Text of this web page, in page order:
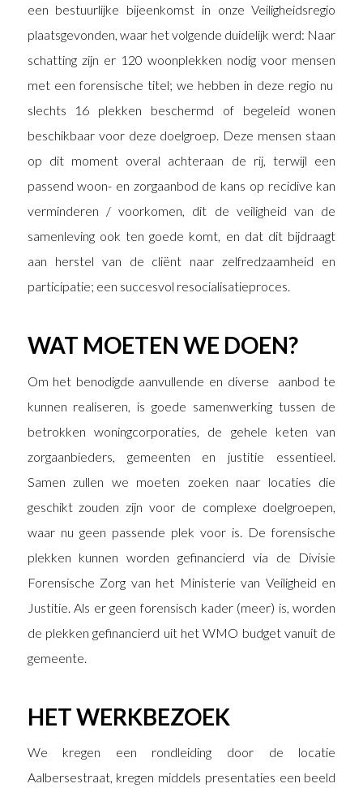
een bestuurlijke bijeenkomst in onze Veiligheidsregio
plaatsgevonden, waar het volgende duidelijk werd: Naar
schatting zijn er 120 woonplekken nodig voor mensen
met een forensische titel; we hebben in deze regio nu
slechts 16 plekken beschermd of begeleid wonen
beschikbaar voor deze doelgroep. Deze mensen staan
op dit moment overal achteraan de rij, terwijl een
passend woon- en zorgaanbod de kans op recidive kan
verminderen / voorkomen, dit de veiligheid van de
samenleving ook ten goede komt, en dat dit bijdraagt
aan herstel van de cliënt naar zelfredzaamheid en
participatie; een succesvol resocialisatieproces.
WAT MOETEN WE DOEN?
Om het benodigde aanvullende en diverse aanbod te
kunnen realiseren, is goede samenwerking tussen de
betrokken woningcorporaties, de gehele keten van
zorgaanbieders, gemeenten en justitie essentieel.
Samen zullen we moeten zoeken naar locaties die
geschikt zouden zijn voor de complexe doelgroepen,
waar nu geen passende plek voor is. De forensische
plekken kunnen worden gefinancierd via de Divisie
Forensische Zorg van het Ministerie van Veiligheid en
Justitie. Als er geen forensisch kader (meer) is, worden
de plekken gefinancierd uit het WMO budget vanuit de
gemeente.
HET WERKBEZOEK
We kregen een rondleiding door de locatie
Aalbersestraat, kregen middels presentaties een beeld